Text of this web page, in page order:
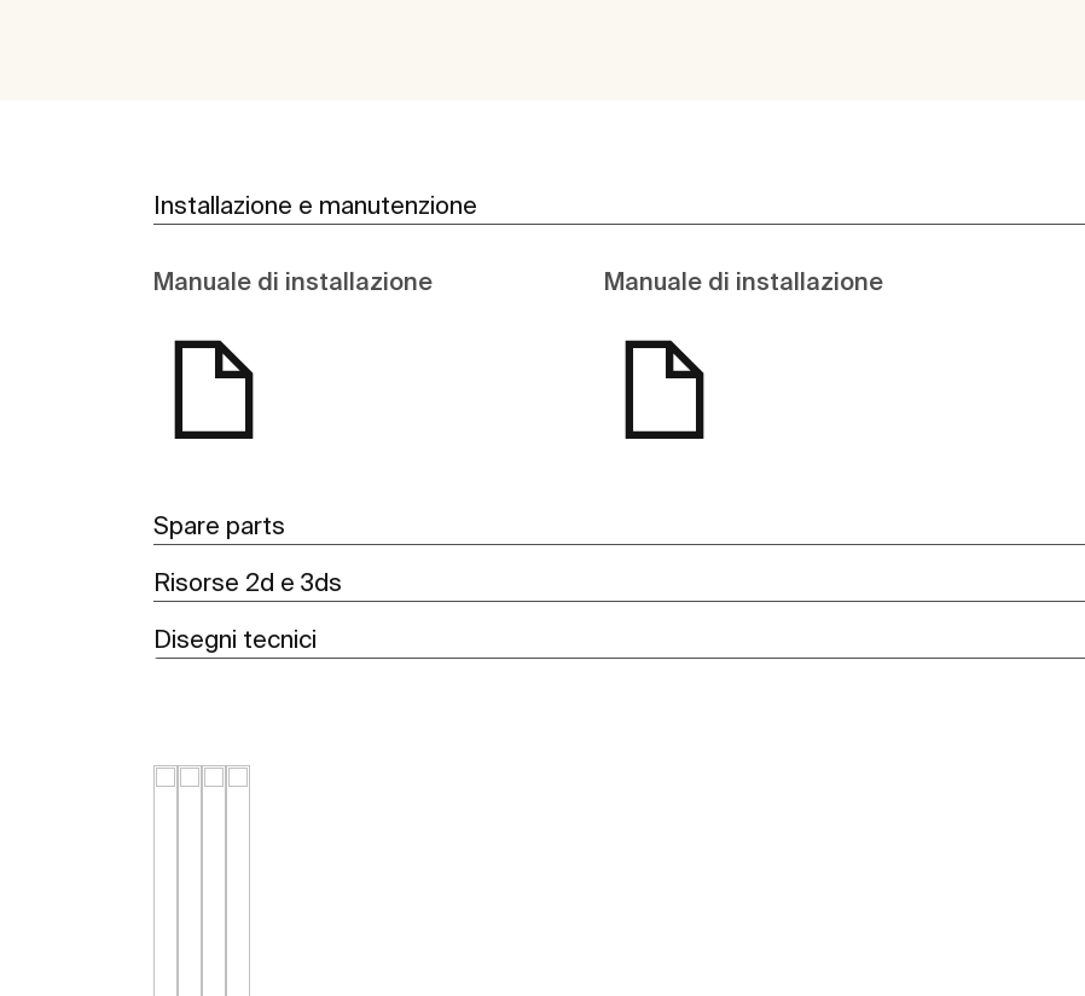
Installazione e manutenzione
Manuale di installazione Manuale di installazione
Spare parts
Risorse 2d e 3ds
Disegni tecnici